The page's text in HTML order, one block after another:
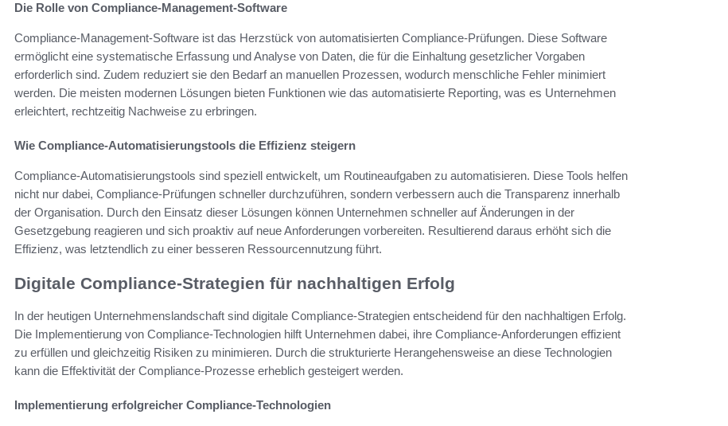
Die Rolle von Compliance-Management-Software
Compliance-Management-Software ist das Herzstück von automatisierten Compliance-Prüfungen. Diese Software
ermöglicht eine systematische Erfassung und Analyse von Daten, die für die Einhaltung gesetzlicher Vorgaben
erforderlich sind. Zudem reduziert sie den Bedarf an manuellen Prozessen, wodurch menschliche Fehler minimiert
werden. Die meisten modernen Lösungen bieten Funktionen wie das automatisierte Reporting, was es Unternehmen
erleichtert, rechtzeitig Nachweise zu erbringen.
Wie Compliance-Automatisierungstools die Effizienz steigern
Compliance-Automatisierungstools sind speziell entwickelt, um Routineaufgaben zu automatisieren. Diese Tools helfen
nicht nur dabei, Compliance-Prüfungen schneller durchzuführen, sondern verbessern auch die Transparenz innerhalb
der Organisation. Durch den Einsatz dieser Lösungen können Unternehmen schneller auf Änderungen in der
Gesetzgebung reagieren und sich proaktiv auf neue Anforderungen vorbereiten. Resultierend daraus erhöht sich die
Effizienz, was letztendlich zu einer besseren Ressourcennutzung führt.
Digitale Compliance-Strategien für nachhaltigen Erfolg
In der heutigen Unternehmenslandschaft sind digitale Compliance-Strategien entscheidend für den nachhaltigen Erfolg.
Die Implementierung von Compliance-Technologien hilft Unternehmen dabei, ihre Compliance-Anforderungen effizient
zu erfüllen und gleichzeitig Risiken zu minimieren. Durch die strukturierte Herangehensweise an diese Technologien
kann die Effektivität der Compliance-Prozesse erheblich gesteigert werden.
Implementierung erfolgreicher Compliance-Technologien